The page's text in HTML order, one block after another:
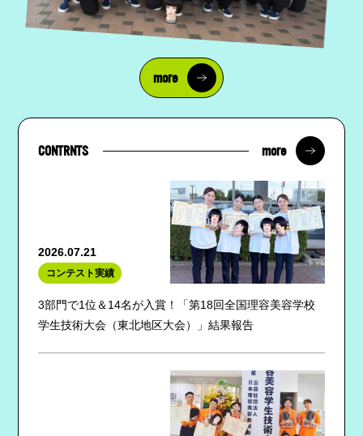
more
CONTRNTS more
2026.07.21
コンテスト実績
3部門で1位＆14名が入賞！「第18回全国理容美容学校
学生技術大会（東北地区大会）」結果報告